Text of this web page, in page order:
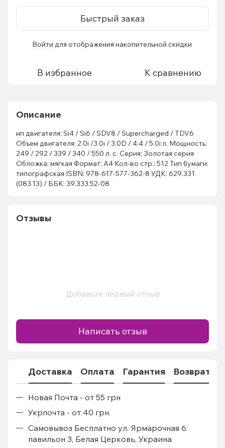
Быстрый заказ
Войти для отображения накопительной скидки
В избранное К сравнению
Описание
ип двигателя: Si4 / Si6 / SDV8 / Supercharged / TDV6
Объем двигателя: 2.0i /3.0i / 3.0D / 4.4 / 5.0i л. Мощность:
249 / 292 / 339 / 340 / 550 л. с. Серия: Золотая серия
Обложка: мягкая Формат: А4 Кол-во стр.: 512 Тип бумаги:
типографская ISBN: 978-617-577-362-8 УДК: 629.331
(083.13) / ББК: 39.333.52-08
Отзывы
Добавьте первый отзыв
Написать отзыв
Доставка Оплата Гарантия Возврат
Новая Почта - от 55 грн
Укрпочта - от 40 грн.
Самовывоз Бесплатно ул. Ярмарочная 6
павильон 3, Белая Церковь, Украина